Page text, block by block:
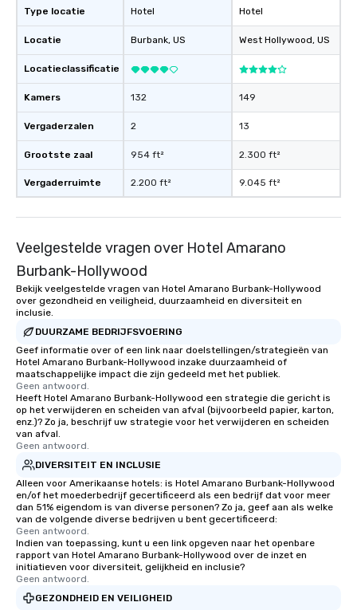
prior experience is needed.
road. Each vehicle
drivers must be 21 or
drivers license
people are 21 with a
license they can
anytime. Maximum height is 6’3” when
riding with a
reservation is for 2
Type locatie
Locatie
Locatieclassificatie
Kamers
Vergaderzalen
Grootste zaal
Vergaderruimte
Hotel
Burbank, US
132
2
954 ft²
2.200 ft²
Hotel
West Hollywood, US
149
13
2.300 ft²
9.045 ft²
Veelgestelde vragen over Hotel Amarano
Burbank-Hollywood
Bekijk veelgestelde vragen van Hotel Amarano Burbank-Hollywood
over gezondheid en veiligheid, duurzaamheid en diversiteit en
inclusie.
DUURZAME BEDRIJFSVOERING
Geef informatie over of een link naar doelstellingen/strategieën van
Hotel Amarano Burbank-Hollywood inzake duurzaamheid of
maatschappelijke impact die zijn gedeeld met het publiek.
Geen antwoord.
Heeft Hotel Amarano Burbank-Hollywood een strategie die gericht is
op het verwijderen en scheiden van afval (bijvoorbeeld papier, karton,
enz.)? Zo ja, beschrijf uw strategie voor het verwijderen en scheiden
van afval.
Geen antwoord.
DIVERSITEIT EN INCLUSIE
Alleen voor Amerikaanse hotels: is Hotel Amarano Burbank-Hollywood
en/of het moederbedrijf gecertificeerd als een bedrijf dat voor meer
dan 51% eigendom is van diverse personen? Zo ja, geef aan als welke
van de volgende diverse bedrijven u bent gecertificeerd:
Geen antwoord.
Indien van toepassing, kunt u een link opgeven naar het openbare
rapport van Hotel Amarano Burbank-Hollywood over de inzet en
initiatieven voor diversiteit, gelijkheid en inclusie?
Geen antwoord.
GEZONDHEID EN VEILIGHEID